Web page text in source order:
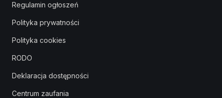
Regulamin ogłoszeń
Polityka prywatności
Polityka cookies
RODO
Deklaracja dostępności
Centrum zaufania